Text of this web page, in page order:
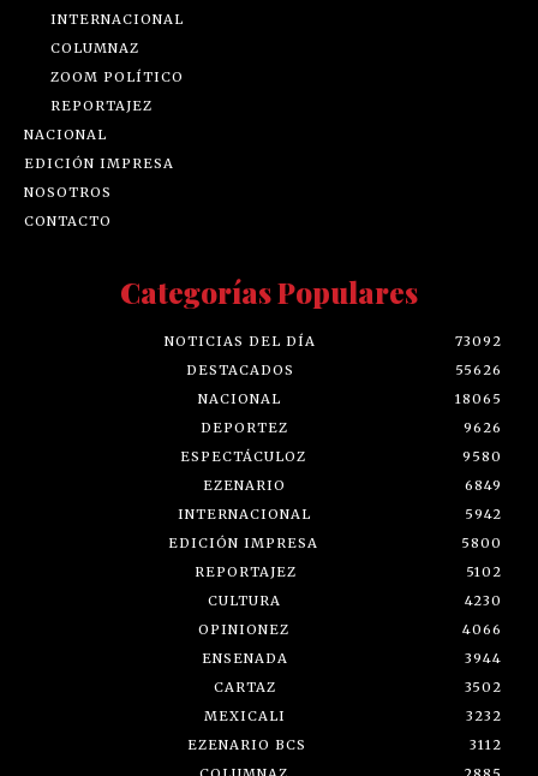
INTERNACIONAL
COLUMNAZ
ZOOM POLÍTICO
REPORTAJEZ
NACIONAL
EDICIÓN IMPRESA
NOSOTROS
CONTACTO
Categorías Populares
NOTICIAS DEL DÍA
73092
DESTACADOS
55626
NACIONAL
18065
DEPORTEZ
9626
ESPECTÁCULOZ
9580
EZENARIO
6849
INTERNACIONAL
5942
EDICIÓN IMPRESA
5800
REPORTAJEZ
5102
CULTURA
4230
OPINIONEZ
4066
ENSENADA
3944
CARTAZ
3502
MEXICALI
3232
EZENARIO BCS
3112